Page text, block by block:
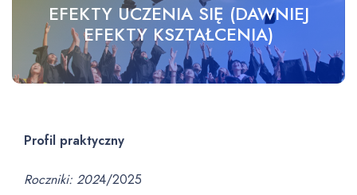
EFEKTY UCZENIA SIĘ (DAWNIEJ
EFEKTY KSZTAŁCENIA)
Profil praktyczny
Roczniki: 2024/2025